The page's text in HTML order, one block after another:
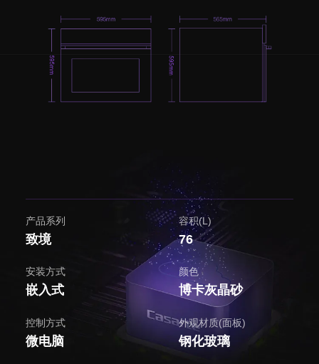
产品系列
致境
容积(L)
76
安装方式
嵌入式
颜色
博卡灰晶砂
控制方式
微电脑
外观材质(面板)
钢化玻璃